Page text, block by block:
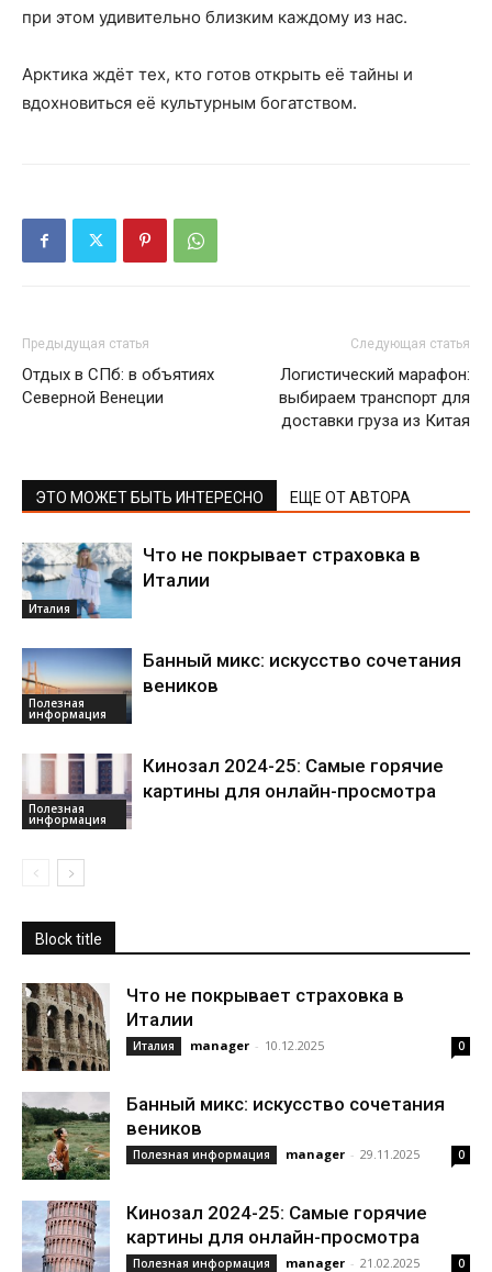
при этом удивительно близким каждому из нас.
Арктика ждёт тех, кто готов открыть её тайны и
вдохновиться её культурным богатством.
Предыдущая статья
Отдых в СПб: в объятиях
Северной Венеции
Следующая статья
Логистический марафон:
выбираем транспорт для
доставки груза из Китая
ЭТО МОЖЕТ БЫТЬ ИНТЕРЕСНО ЕЩЕ ОТ АВТОРА
Италия
Что не покрывает страховка в
Италии
Полезная
информация
Банный микс: искусство сочетания
веников
Полезная
информация
Кинозал 2024-25: Самые горячие
картины для онлайн-просмотра
Block title
Что не покрывает страховка в
Италии
Италия manager - 10.12.2025 0
Банный микс: искусство сочетания
веников
Полезная информация manager - 29.11.2025 0
Кинозал 2024-25: Самые горячие
картины для онлайн-просмотра
Полезная информация manager - 21.02.2025 0